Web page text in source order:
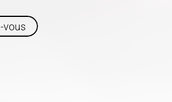
vous